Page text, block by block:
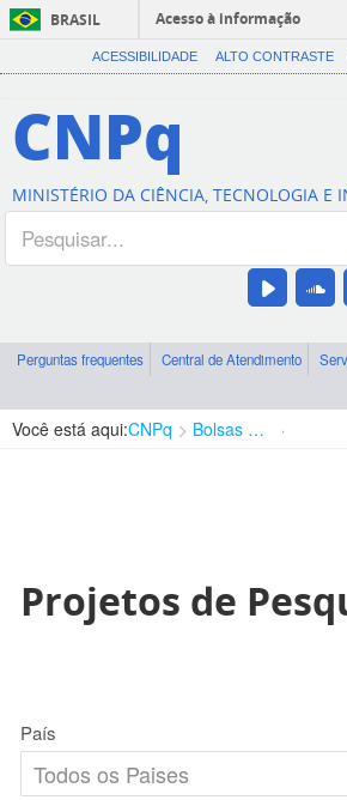
BRASIL
Acesso à informação
ACESSIBILIDADE ALTO CONTRASTE
CNPq
MINISTÉRIO DA CIÊNCIA, TECNOLOGIA E
Perguntas frequentes Central de Atendimento
Você está aqui:CNPq Bolsas e Auxílios Vigentes
Projetos de
País